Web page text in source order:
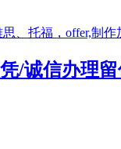
/诚信办理